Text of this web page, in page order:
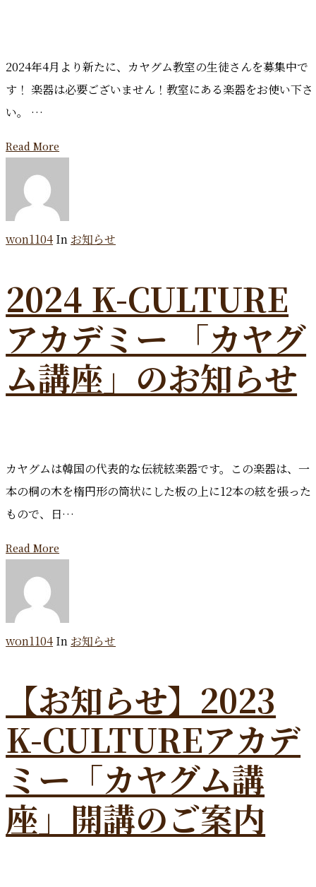
2024年4月より新たに、カヤグム教室の生徒さんを募集中で
す！ 楽器は必要ございません！教室にある楽器をお使い下さ
い。 …
Read More
won1104 In お知らせ
2024 K-CULTURE
アカデミー 「カヤグ
ム講座」のお知らせ
カヤグムは韓国の代表的な伝統絃楽器です。この楽器は、一
本の桐の木を楕円形の筒状にした板の上に12本の絃を張った
もので、日…
Read More
won1104 In お知らせ
【お知らせ】2023
K-CULTUREアカデ
ミー「カヤグム講
座」開講のご案内